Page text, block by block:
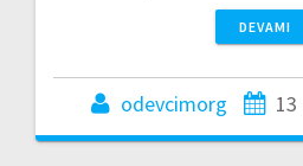
DEVAMI
odevcimorg 13